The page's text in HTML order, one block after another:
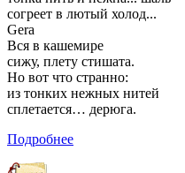
согреет в лютый холод...
Gera
Вся в кашемире
сижу, плету стишата.
Но вот что странно:
из тонких нежных нитей
сплетается… дерюга.
Подробнее